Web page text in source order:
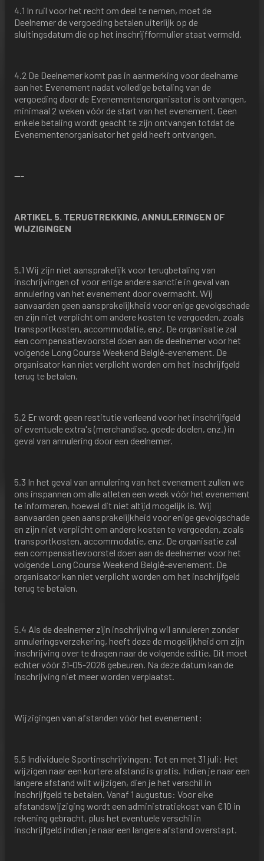
4.1 In ruil voor het recht om deel te nemen, moet de
Deelnemer de vergoeding betalen uiterlijk op de
sluitingsdatum die op het inschrijfformulier staat vermeld.
4.2 De Deelnemer komt pas in aanmerking voor deelname
aan het Evenement nadat volledige betaling van de
vergoeding door de Evenementenorganisator is ontvangen,
minimaal 2 weken vóór de start van het evenement. Geen
enkele betaling wordt geacht te zijn ontvangen totdat de
Evenementenorganisator het geld heeft ontvangen.
---
ARTIKEL 5. TERUGTREKKING, ANNULERINGEN OF
WIJZIGINGEN
5.1 Wij zijn niet aansprakelijk voor terugbetaling van
inschrijvingen of voor enige andere sanctie in geval van
annulering van het evenement door overmacht. Wij
aanvaarden geen aansprakelijkheid voor enige gevolgschade
en zijn niet verplicht om andere kosten te vergoeden, zoals
transportkosten, accommodatie, enz. De organisatie zal
een compensatievoorstel doen aan de deelnemer voor het
volgende Long Course Weekend België-evenement. De
organisator kan niet verplicht worden om het inschrijfgeld
terug te betalen.
5.2 Er wordt geen restitutie verleend voor het inschrijfgeld
of eventuele extra's (merchandise, goede doelen, enz.) in
geval van annulering door een deelnemer.
5.3 In het geval van annulering van het evenement zullen we
ons inspannen om alle atleten een week vóór het evenement
te informeren, hoewel dit niet altijd mogelijk is. Wij
aanvaarden geen aansprakelijkheid voor enige gevolgschade
en zijn niet verplicht om andere kosten te vergoeden, zoals
transportkosten, accommodatie, enz. De organisatie zal
een compensatievoorstel doen aan de deelnemer voor het
volgende Long Course Weekend België-evenement. De
organisator kan niet verplicht worden om het inschrijfgeld
terug te betalen.
5.4 Als de deelnemer zijn inschrijving wil annuleren zonder
annuleringsverzekering, heeft deze de mogelijkheid om zijn
inschrijving over te dragen naar de volgende editie. Dit moet
echter vóór 31-05-2026 gebeuren. Na deze datum kan de
inschrijving niet meer worden verplaatst.
Wijzigingen van afstanden vóór het evenement:
5.5 Individuele Sportinschrijvingen: Tot en met 31 juli: Het
wijzigen naar een kortere afstand is gratis. Indien je naar een
langere afstand wilt wijzigen, dien je het verschil in
inschrijfgeld te betalen. Vanaf 1 augustus: Voor elke
afstandswijziging wordt een administratiekost van €10 in
rekening gebracht, plus het eventuele verschil in
inschrijfgeld indien je naar een langere afstand overstapt.